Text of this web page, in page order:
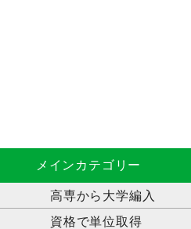
メインカテゴリー
高専から大学編入
資格で単位取得